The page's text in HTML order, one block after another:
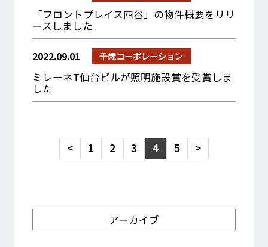
「フロントプレイス四谷」の物件概要をリリ
ースしました
2022.09.01 千歳コーポレーション
ミレーネT仙台ビルが照明施設賞を受賞しま
した
< 1 2 3 4 5 >
アーカイブ